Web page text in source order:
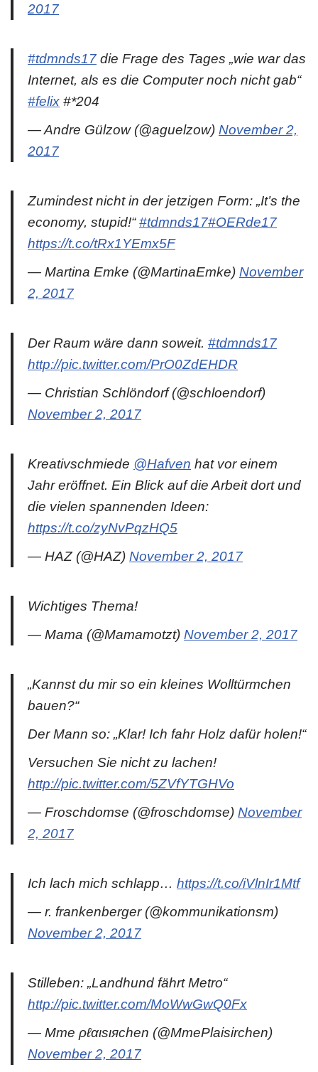
2017
#tdmnds17 die Frage des Tages „wie war das
Internet, als es die Computer noch nicht gab“
#felix #*204
— Andre Gülzow (@aguelzow) November 2,
2017
Zumindest nicht in der jetzigen Form: „It’s the
economy, stupid!“#tdmnds17#OERde17
https://t.co/tRx1YEmx5F
— Martina Emke (@MartinaEmke) November
2, 2017
Der Raum wäre dann soweit. #tdmnds17
http://pic.twitter.com/PrO0ZdEHDR
— Christian Schlöndorf (@schloendorf)
November 2, 2017
Kreativschmiede @Hafven hat vor einem
Jahr eröffnet. Ein Blick auf die Arbeit dort und
die vielen spannenden Ideen:
https://t.co/zyNvPqzHQ5
— HAZ (@HAZ) November 2, 2017
Wichtiges Thema!
— Mama (@Mamamotzt) November 2, 2017
„Kannst du mir so ein kleines Wolltürmchen
bauen?“
Der Mann so: „Klar! Ich fahr Holz dafür holen!“
Versuchen Sie nicht zu lachen!
http://pic.twitter.com/5ZVfYTGHVo
— Froschdomse (@froschdomse) November
2, 2017
Ich lach mich schlapp… https://t.co/iVlnIr1Mtf
— r. frankenberger (@kommunikationsm)
November 2, 2017
Stilleben: „Landhund fährt Metro“
http://pic.twitter.com/MoWwGwQ0Fx
— Mme ρℓαιѕιяchen (@MmePlaisirchen)
November 2, 2017